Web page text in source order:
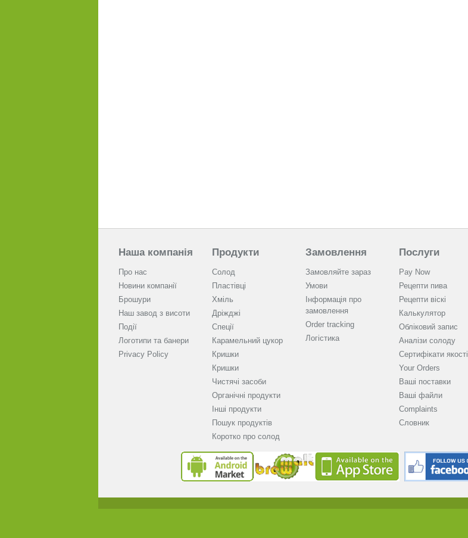
Наша компанія
Про нас
Новини компанії
Брошури
Наш завод з висоти
Події
Логотипи та банери
Privacy Policy
Продукти
Солод
Пластівці
Хміль
Дріжджі
Спеції
Карамельний цукор
Кришки
Кришки
Чистячі засоби
Органічні продукти
Інші продукти
Пошук продуктів
Коротко про солод
Замовлення
Замовляйте зараз
Умови
Інформація про
замовлення
Order tracking
Логістика
Послуги
Pay Now
Рецепти пива
Рецепти віскі
Калькулятор
Обліковий запис
Аналізи солоду
Cертифікати якості
Your Orders
Ваші поставки
Ваші файли
Complaints
Словник